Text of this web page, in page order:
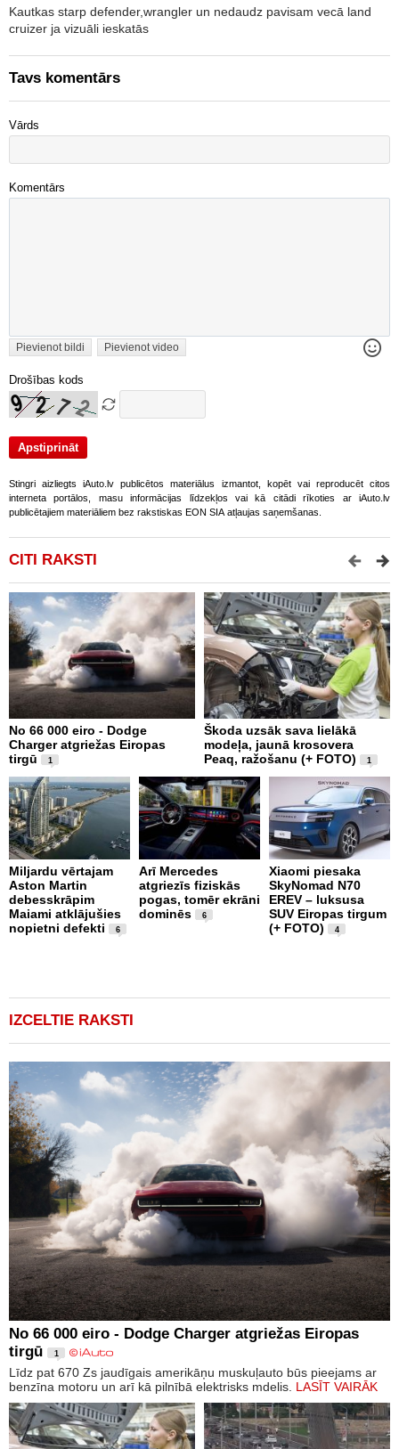
Kautkas starp defender,wrangler un nedaudz pavisam vecā land
cruizer ja vizuāli ieskatās
Tavs komentārs
Vārds
Komentārs
Pievienot bildi Pievienot video
Drošības kods
Stingri aizliegts iAuto.lv publicētos materiālus izmantot, kopēt vai reproducēt citos
interneta portālos, masu informācijas līdzekļos vai kā citādi rīkoties ar iAuto.lv
publicētajiem materiāliem bez rakstiskas EON SIA atļaujas saņemšanas.
CITI RAKSTI
No 66 000 eiro - Dodge
Charger atgriežas Eiropas
tirgū
1
Škoda uzsāk sava lielākā
modeļa, jaunā krosovera
Peaq, ražošanu (+ FOTO)
1
Miljardu vērtajam
Aston Martin
debesskrāpim
Maiami atklājušies
nopietni defekti
6
Arī Mercedes
atgriezīs fiziskās
pogas, tomēr ekrāni
dominēs
6
Xiaomi piesaka
SkyNomad N70
EREV – luksusa
SUV Eiropas tirgum
(+ FOTO)
4
IZCELTIE RAKSTI
No 66 000 eiro - Dodge Charger atgriežas Eiropas
tirgū
1
Līdz pat 670 Zs jaudīgais amerikāņu muskuļauto būs pieejams ar
benzīna motoru un arī kā pilnībā elektrisks mdelis. LASĪT VAIRĀK